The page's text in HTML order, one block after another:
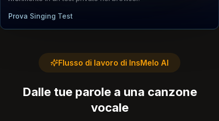
Prova Singing Test
Flusso di lavoro di InsMelo AI
Dalle tue parole a una canzone
vocale